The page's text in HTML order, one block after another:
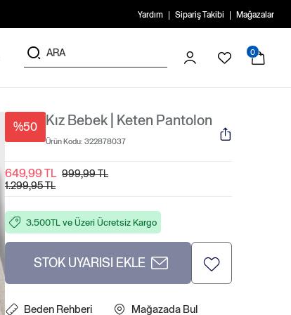
Yardım Sipariş Takibi Mağazalar
0
%50 Kız Bebek | Keten Pantolon
Ürün Kodu: 322878037
649,99 TL 999,99 TL
1.299,95 TL
3.500TL ve Üzeri Ücretsiz Kargo
STOK UYARISI EKLE
Beden Rehberi Mağazada Bul